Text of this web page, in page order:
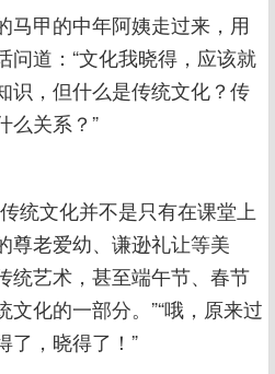
马甲的中年阿姨走过来，用
问道：“文化我晓得，应该就
识，但什么是传统文化？传
么关系？”
统文化并不是只有在课堂上
尊老爱幼、谦逊礼让等美
统艺术，甚至端午节、春节
化的一部分。”“哦，原来过
了，晓得了！”